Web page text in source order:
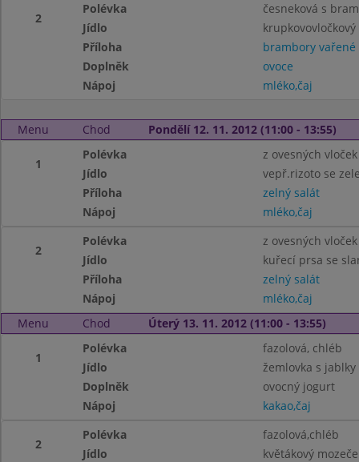
2
Polévka
česneková s
Jídlo
Příloha
brambory vařené
Doplněk
ovoce
Nápoj
mléko,čaj
Menu Chod Pondělí 12. 11. 2012 (11:00 - 13:55)
1
Polévka
z ovesných vloček
Jídlo
vepř.rizoto se
Příloha
zelný salát
Nápoj
mléko,čaj
2
Polévka
z ovesných vloček
Jídlo
kuřecí prsa se
Příloha
zelný salát
Nápoj
mléko,čaj
Menu
Chod Úterý 13. 11. 2012 (11:00 - 13:55)
1
Polévka
fazolová, chléb
Jídlo
žemlovka s jablky
Doplněk
ovocný jogurt
Nápoj
kakao,čaj
2
Polévka
fazolová,chléb
Jídlo
květákový